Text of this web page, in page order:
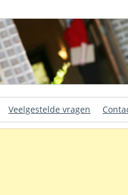
Veelgestelde vragen